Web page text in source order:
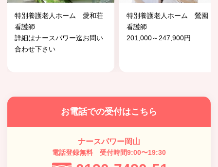
特別養護老人ホーム 愛和荘
看護師
詳細はナースパワー迄お問い
合わせ下さい
特別養護老人ホーム 鶯園
看護師
201,000～247,900円
お電話での受付はこちら
ナースパワー岡山
電話登録無料 受付時間9:00〜19:30